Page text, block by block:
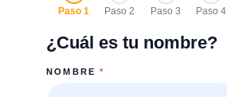
Paso 1
Paso 2
Paso 3
Paso 4
¿Cuál es tu nombre?
NOMBRE*